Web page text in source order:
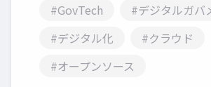
#GovTech
#デジタルガバ
#デジタル化
#クラウド
#オープンソース